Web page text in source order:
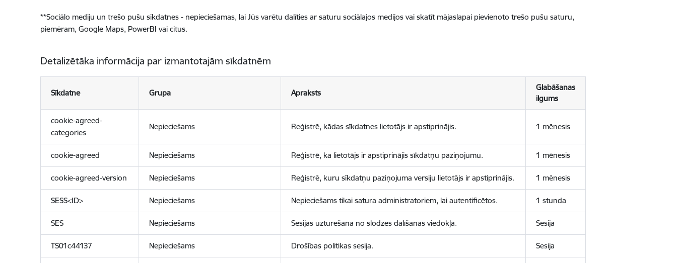
**Sociālo mediju un trešo pušu sīkdatnes - nepieciešamas, lai Jūs varētu dalīties ar saturu sociālajos medijos vai skatīt mājaslapai pievienoto trešo pušu saturu,
piemēram, Google Maps, PowerBI vai citus.
Detalizētāka informācija par izmantotajām sīkdatnēm
Sīkdatne Grupa Apraksts
Glabāšanas
ilgums
cookie-agreed-
categories
Nepieciešams Reģistrē, kādas sīkdatnes lietotājs ir apstiprinājis. 1 mēnesis
cookie-agreed Nepieciešams Reģistrē, ka lietotājs ir apstiprinājis sīkdatņu paziņojumu. 1 mēnesis
cookie-agreed-version Nepieciešams Reģistrē, kuru sīkdatņu paziņojuma versiju lietotājs ir apstiprinājis. 1 mēnesis
SESS<ID> Nepieciešams Nepieciešams tikai satura administratoriem, lai autentificētos. 1 stunda
SES Nepieciešams Sesijas uzturēšana no slodzes dalīšanas viedokļa. Sesija
TS01c44137 Nepieciešams Drošības politikas sesija. Sesija